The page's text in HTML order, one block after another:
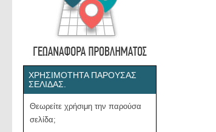
ΧΡΗΣΙΜΌΤΗΤΑ ΠΑΡΟΎΣΑΣ
ΣΕΛΊΔΑΣ.
Θεωρείτε χρήσιμη την παρούσα
σελίδα;